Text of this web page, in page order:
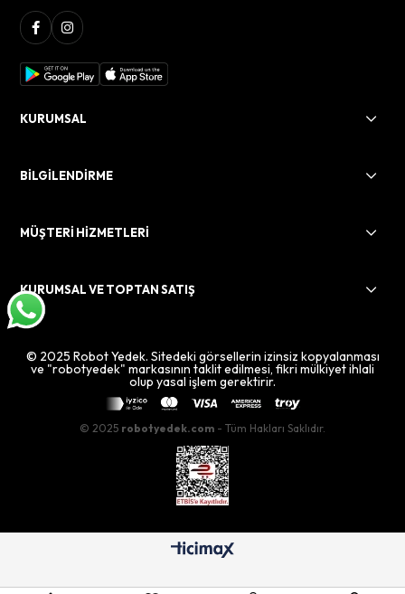
KURUMSAL
BİLGİLENDİRME
MÜŞTERİ HİZMETLERİ
KURUMSAL VE TOPTAN SATIŞ
© 2025 Robot Yedek. Sitedeki görsellerin izinsiz kopyalanması
ve "robotyedek" markasının taklit edilmesi, fikri mülkiyet ihlali
olup yasal işlem gerektirir.
© 2025 robotyedek.com - Tüm Hakları Saklıdır.